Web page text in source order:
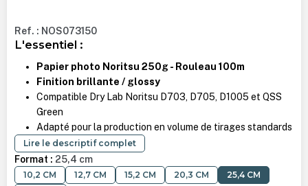
Ref. : NOS073150
L'essentiel :
Papier photo Noritsu 250g - Rouleau 100m
Finition brillante / glossy
Compatible Dry Lab Noritsu D703, D705, D1005 et QSS
Green
Adapté pour la production en volume de tirages standards
Lire le descriptif complet
Format : 25,4 cm
10,2 CM 12,7 CM 15,2 CM 20,3 CM
25,4 CM